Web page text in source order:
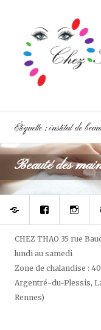
contenu
principal
Étiquette :institut de
Beauté des
RéserverRejoignez
votre
ongulaire
sur
Facebook
du
sur
CHEZ THAO 35 rue
lundi au samedi
Zone de chalandise :
Argentré-du-Plessis,
Rennes)